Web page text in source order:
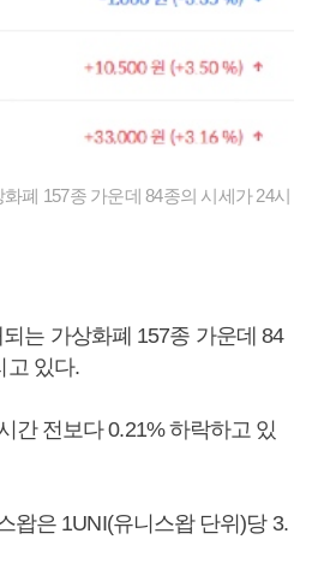
폐 157종 가운데 84종의 시세가 24시
는 가상화폐 157종 가운데 84
고 있다.
간 전보다 0.21% 하락하고 있
왑은 1UNI(유니스왑 단위)당 3.